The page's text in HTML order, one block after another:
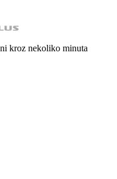
kroz nekoliko minuta